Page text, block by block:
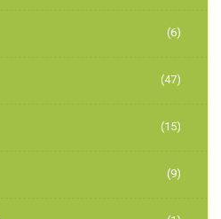
(6)
(47)
(15)
(9)